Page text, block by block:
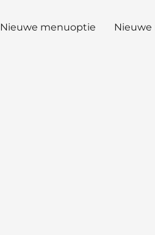
Nieuwe menuoptie